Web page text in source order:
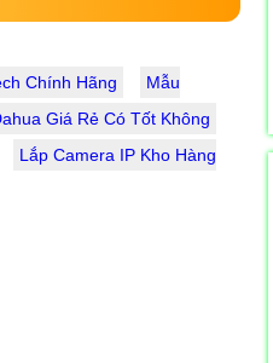
Chính Hãng
Mẫu
Giá Rẻ Có Tốt Không
Lắp Camera IP Kho Hàng